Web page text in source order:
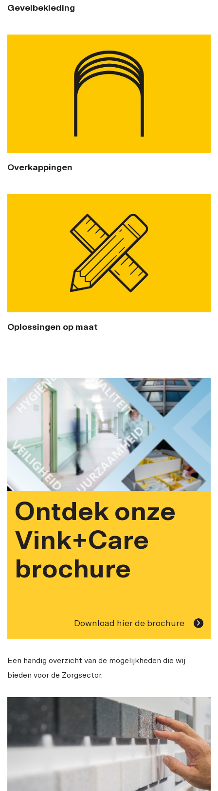
Gevelbekleding
Overkappingen
Oplossingen op maat
Ontdek onze
Vink+Care
brochure
Download hier de brochure
Een handig overzicht van de mogelijkheden die wij
bieden voor de Zorgsector.